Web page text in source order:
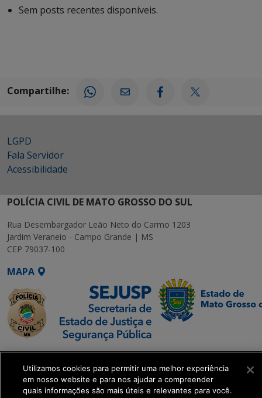
Sem posts recentes disponíveis.
Compartilhe:
LGPD
Fala Servidor
Acessibilidade
POLÍCIA CIVIL DE MATO GROSSO DO SUL
Rua Desembargador Leão Neto do Carmo 1203
Jardim Veraneio - Campo Grande | MS
CEP 79037-100
MAPA
SETDIG | Secretaria-
Executiva de
Transformação Digital
Utilizamos cookies para permitir uma melhor experiência
em nosso website e para nos ajudar a compreender
quais informações são mais úteis e relevantes para você.